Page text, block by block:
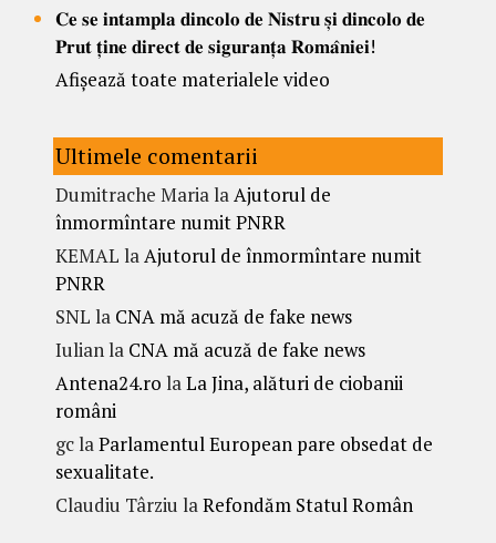
𝐂𝐞 𝐬𝐞 𝐢𝐧𝐭𝐚𝐦𝐩𝐥𝐚 𝐝𝐢𝐧𝐜𝐨𝐥𝐨 𝐝𝐞 𝐍𝐢𝐬𝐭𝐫𝐮 𝐬̦𝐢 𝐝𝐢𝐧𝐜𝐨𝐥𝐨 𝐝𝐞
𝐏𝐫𝐮𝐭 𝐭̦𝐢𝐧𝐞 𝐝𝐢𝐫𝐞𝐜𝐭 𝐝𝐞 𝐬𝐢𝐠𝐮𝐫𝐚𝐧𝐭̦𝐚 𝐑𝐨𝐦𝐚̂𝐧𝐢𝐞𝐢!
Afișează toate materialele video
Ultimele comentarii
Dumitrache MarialaAjutorul de
înmormîntare numit PNRR
KEMAL laAjutorul de înmormîntare numit
PNRR
SNL la CNA mă acuză de fake news
Iulianla CNA mă acuză de fake news
Antena24.ro laLa Jina, alături de ciobanii
români
gclaParlamentul European pare obsedat de
sexualitate.
Claudiu Târziu laRefondăm Statul Român